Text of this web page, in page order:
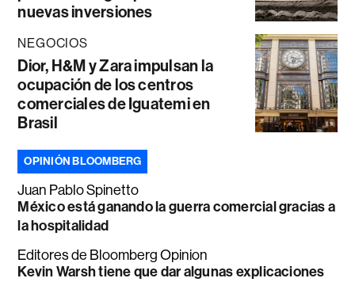
nuevas inversiones
NEGOCIOS
Dior, H&M y Zara impulsan la
ocupación de los centros
comerciales de Iguatemi en
Brasil
OPINIÓN BLOOMBERG
Juan Pablo Spinetto
México está ganando la guerra comercial gracias a
la hospitalidad
Editores de Bloomberg Opinion
Kevin Warsh tiene que dar algunas explicaciones